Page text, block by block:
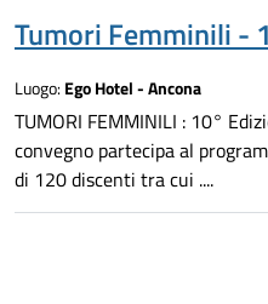
Tumori Femminili -
Luogo: Ego Hotel - Ancona
TUMORI FEMMINILI : 10°
convegno partecipa al
di 120 discenti tra cui ....